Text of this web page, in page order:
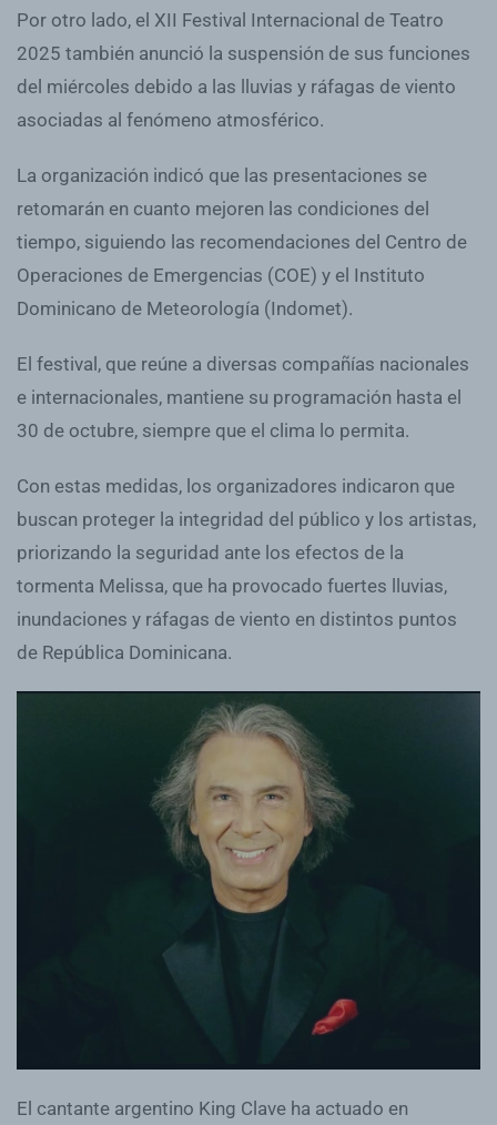
Por otro lado, el XII Festival Internacional de Teatro
2025 también anunció la suspensión de sus funciones
del miércoles debido a las lluvias y ráfagas de viento
asociadas al fenómeno atmosférico.
La organización indicó que las presentaciones se
retomarán en cuanto mejoren las condiciones del
tiempo, siguiendo las recomendaciones del Centro de
Operaciones de Emergencias (COE) y el Instituto
Dominicano de Meteorología (Indomet).
El festival, que reúne a diversas compañías nacionales
e internacionales, mantiene su programación hasta el
30 de octubre, siempre que el clima lo permita.
Con estas medidas, los organizadores indicaron que
buscan proteger la integridad del público y los artistas,
priorizando la seguridad ante los efectos de la
tormenta Melissa, que ha provocado fuertes lluvias,
inundaciones y ráfagas de viento en distintos puntos
de República Dominicana.
El cantante argentino King Clave ha actuado en